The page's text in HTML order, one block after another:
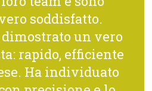
soddisfatto.
un vero
rapido, efficiente
Ha individuato